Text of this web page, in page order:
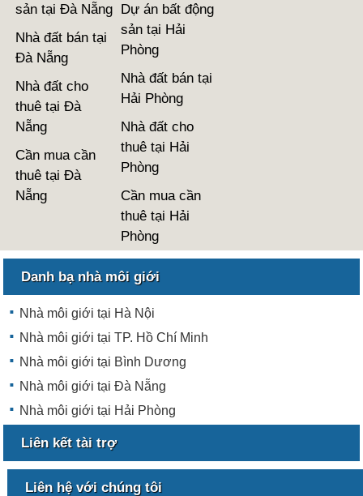
sản tại Đà Nẵng
Nhà đất bán tại
Đà Nẵng
Nhà đất cho
thuê tại Đà
Nẵng
Cần mua cần
thuê tại Đà
Nẵng
Dự án bất động
sản tại Hải
Phòng
Nhà đất bán tại
Hải Phòng
Nhà đất cho
thuê tại Hải
Phòng
Cần mua cần
thuê tại Hải
Phòng
Danh bạ nhà môi giới
Nhà môi giới tại Hà Nội
Nhà môi giới tại TP. Hồ Chí Minh
Nhà môi giới tại Bình Dương
Nhà môi giới tại Đà Nẵng
Nhà môi giới tại Hải Phòng
Liên kết tài trợ
Liên hệ với chúng tôi